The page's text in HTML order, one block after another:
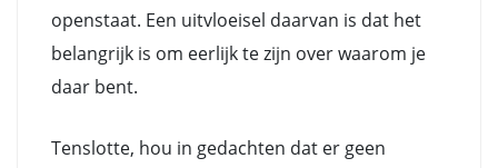
openstaat. Een uitvloeisel daarvan is dat het
belangrijk is om eerlijk te zijn over waarom je
daar bent.
Tenslotte, hou in gedachten dat er geen